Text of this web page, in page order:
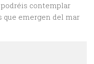
contemplar
emergen del mar